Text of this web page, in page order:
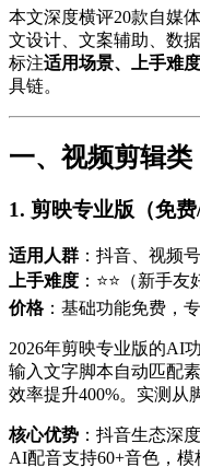
本文深度横评20款自媒
文设计、文案辅助、数
标注适用场景、上手难
具链。
一、视频剪辑类
1. 剪映专业版（免费/
适用人群 ：抖音、视频
上手难度 ：⭐⭐（新手友
价格：基础功能免费，
2026年剪映专业版的AI
输入文字脚本自动匹配
效率提升400%。实测从
核心优势 ：抖音生态深
AI配音支持60+音色，模